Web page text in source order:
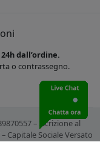
dall’ordine.
o contrassegno.
– Iscrizione al
Capitale Sociale Versato